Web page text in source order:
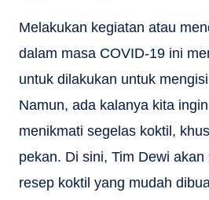
Melakukan kegiatan atau
dalam masa COVID-19 ini
untuk dilakukan untuk
Namun, ada kalanya kita
menikmati segelas koktil,
pekan. Di sini, Tim Dewi
resep koktil yang mudah